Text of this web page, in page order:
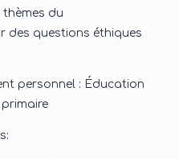
du
des questions éthiques
personnel : Éducation